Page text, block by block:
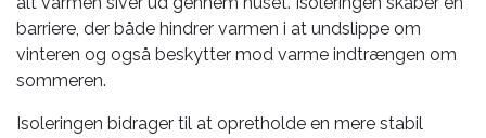
barriere, der både hindrer varmen i at undslippe om
vinteren og også beskytter mod varme indtrængen om
sommeren.
Isoleringen bidrager til at opretholde en mere stabil